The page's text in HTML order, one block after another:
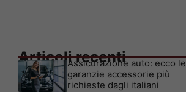
Articoli recenti
Assicurazione auto: ecco le
garanzie accessorie più
richieste dagli italiani